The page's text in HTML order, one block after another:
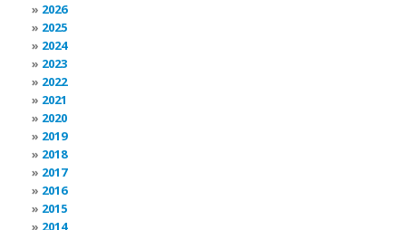
2026
2025
2024
2023
2022
2021
2020
2019
2018
2017
2016
2015
2014